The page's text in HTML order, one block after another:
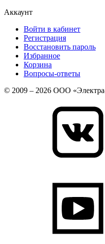
Аккаунт
Войти в кабинет
Регистрация
Восстановить пароль
Избранное
Корзина
Вопросы-ответы
© 2009 – 2026 ООО